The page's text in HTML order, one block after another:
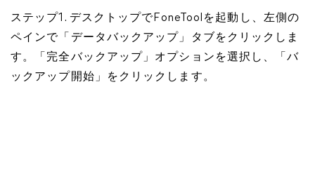
ステップ1. デスクトップでFoneToolを起動し、左側の
ペインで「データバックアップ」タブをクリックしま
す。「完全バックアップ」オプションを選択し、「バ
ックアップ開始」をクリックします。